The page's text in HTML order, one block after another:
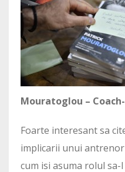
Mouratoglou –
Foarte interesant sa
implicarii unui
cum isi asuma rolul sa-